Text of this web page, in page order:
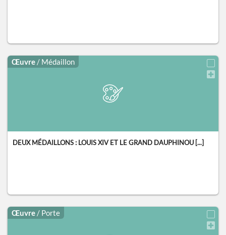
Œuvre / Médaillon
DEUX MÉDAILLONS : LOUIS XIV ET LE GRAND DAUPHINOU [...]
Œuvre / Porte